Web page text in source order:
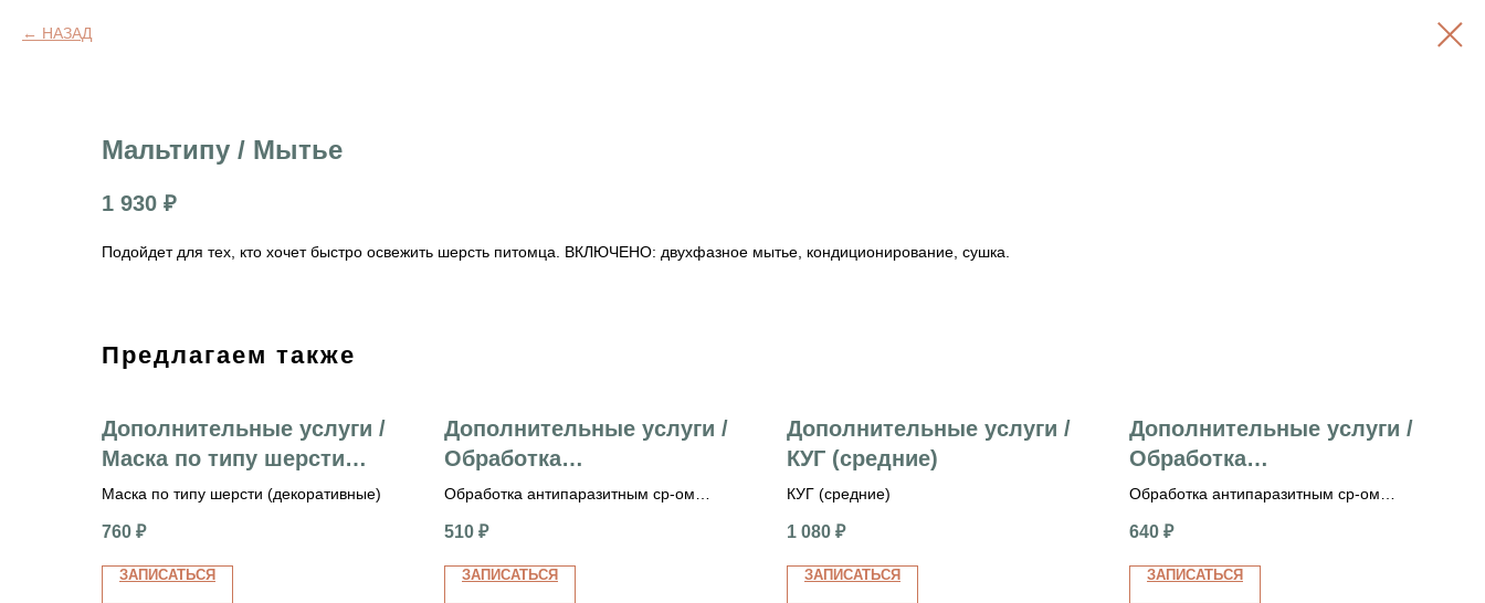
НАЗАД
Мальтипу / Мытье
1 930 ₽
Подойдет для тех, кто хочет быстро освежить шерсть питомца. ВКЛЮЧЕНО: двухфазное мытье, кондиционирование, сушка.
Предлагаем также
Дополнительные услуги /
Маска по типу шерсти
(декоративные)
Маска по типу шерсти (декоративные)
760 ₽
ЗАПИСАТЬСЯ
Дополнительные услуги /
Обработка
антипаразитным ср-ом
(средние)
Обработка антипаразитным ср-ом
510 ₽
ЗАПИСАТЬСЯ
Дополнительные услуги /
КУГ (средние)
КУГ (средние)
1 080 ₽
ЗАПИСАТЬСЯ
Дополнительные услуги /
Обработка
антипаразитным ср-ом
(крупные)
Обработка антипаразитным ср-ом
640 ₽
ЗАПИСАТЬСЯ